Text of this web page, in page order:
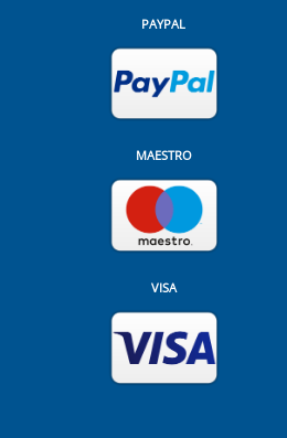
PAYPAL
MAESTRO
VISA